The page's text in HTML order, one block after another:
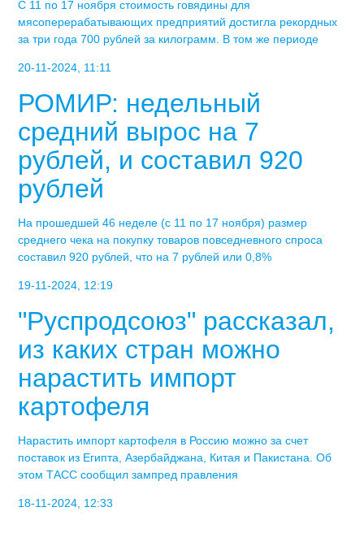
С 11 по 17 ноября стоимость говядины для
мясоперерабатывающих предприятий достигла рекордных
за три года 700 рублей за килограмм. В том же периоде
20-11-2024, 11:11
РОМИР: недельный
средний вырос на 7
рублей, и составил 920
рублей
На прошедшей 46 неделе (с 11 по 17 ноября) размер
среднего чека на покупку товаров повседневного спроса
составил 920 рублей, что на 7 рублей или 0,8%
19-11-2024, 12:19
"Руспродсоюз" рассказал,
из каких стран можно
нарастить импорт
картофеля
Нарастить импорт картофеля в Россию можно за счет
поставок из Египта, Азербайджана, Китая и Пакистана. Об
этом ТАСС сообщил зампред правления
18-11-2024, 12:33